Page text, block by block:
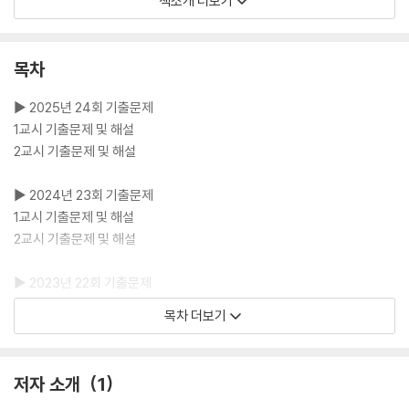
2026년 시험 준비에 부족함이 없도록 최신 개정법령과 청소년백서 및 정
지문의 내용이 바뀌었을 경우 해설에 추가적인 설명을 달고, 법 관련 문제
로움을 덜 수 있도록 하였습니다.
▶ 과목별 학습방법 및 저자의 선택과목 선정 T!P 수록!
정 T!P이 수험생 여러분의 학습 길잡이가 되어드립니다. 4가지 선택과목
중 2과목을 선택하여 시험을 치는 2교시를 효율적으로 준비하고, 시험에
한 번에 합격할 수 있도록 저자의 T!P을 활용해 보세요.
목차
▶ 2025년 24회 기출문제
1교시 기출문제 및 해설
2교시 기출문제 및 해설
▶ 2024년 23회 기출문제
1교시 기출문제 및 해설
2교시 기출문제 및 해설
▶ 2023년 22회 기출문제
1교시 기출문제 및 해설
1교시 기출문제 및 해설
목차 더보기
저자 소개 1